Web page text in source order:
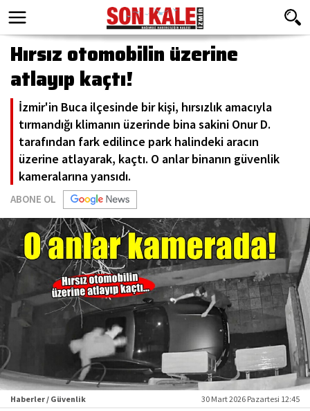
Hırsız otomobilin üzerine
atlayıp kaçtı!
İzmir'in Buca ilçesinde bir kişi, hırsızlık amacıyla
tırmandığı klimanın üzerinde bina sakini Onur D.
tarafından fark edilince park halindeki aracın
üzerine atlayarak, kaçtı. O anlar binanın güvenlik
kameralarına yansıdı.
ABONE OL
Haberler / Güvenlik 30 Mart 2026 Pazartesi 12:45